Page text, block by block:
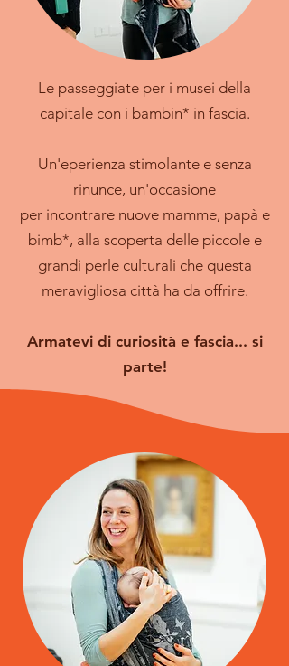
Le passeggiate per i musei della
capitale con i bambin* in fascia.
Un'eperienza stimolante e senza
rinunce, un'occasione
per incontrare nuove mamme, papà e
bimb*, alla scoperta delle piccole e
grandi perle culturali che questa
meravigliosa città ha da offrire.
Armatevi di curiosità e fascia... si
parte!